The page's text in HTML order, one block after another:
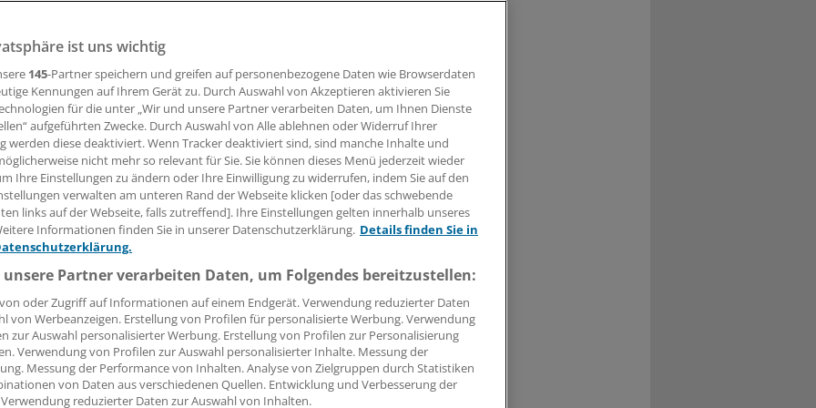
09:37 Uhr
wird es künftig eine Landeszentralstelle für die psychosoziale
geben. Wie die Grünen-Fraktion im sächsischen Landtag mitteilte,
des Landtags beschlossen.
von CDU und SPD haben dazu im Ausschuss einen
zum ursprünglichen Antrag der Grünen eingebracht. Diesem Antrag
wurde dann zugestimmt.
ist uns wichtig
145-Partner speichern und greifen auf personenbezogene Daten wie Browserdaten
Kennungen auf Ihrem Gerät zu. Durch Auswahl von Akzeptieren aktivieren Sie
für die unter „Wir und unsere Partner verarbeiten Daten, um Ihnen Dienste
aufgeführten Zwecke. Durch Auswahl von Alle ablehnen oder Widerruf Ihrer
werden diese deaktiviert. Wenn Tracker deaktiviert sind, sind manche Inhalte und
nicht mehr so relevant für Sie. Sie können dieses Menü jederzeit wieder
Ihre Einstellungen zu ändern oder Ihre Einwilligung zu widerrufen, indem Sie auf den
verwalten am unteren Rand der Webseite klicken [oder das schwebende
links auf der Webseite, falls zutreffend]. Ihre Einstellungen gelten innerhalb unseres
Informationen finden Sie in unserer Datenschutzerklärung. Details finden Sie in
Partner verarbeiten Daten, um Folgendes bereitzustellen:
oder Zugriff auf Informationen auf einem Endgerät. Verwendung reduzierter Daten
von Werbeanzeigen. Erstellung von Profilen für personalisierte Werbung. Verwendung
zur Auswahl personalisierter Werbung. Erstellung von Profilen zur Personalisierung
Verwendung von Profilen zur Auswahl personalisierter Inhalte. Messung der
Messung der Performance von Inhalten. Analyse von Zielgruppen durch Statistiken
von Daten aus verschiedenen Quellen. Entwicklung und Verbesserung der
reduzierter Daten zur Auswahl von Inhalten.